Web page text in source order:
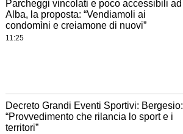
Parcheggi vincolati e poco accessibili ad
Alba, la proposta: “Vendiamoli ai
condomìni e creiamone di nuovi”
11:25
Decreto Grandi Eventi Sportivi: Bergesio:
“Provvedimento che rilancia lo sport e i
territori”